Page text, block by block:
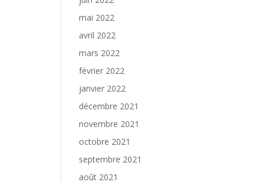
mai 2022
avril 2022
mars 2022
février 2022
janvier 2022
décembre 2021
novembre 2021
octobre 2021
septembre 2021
août 2021